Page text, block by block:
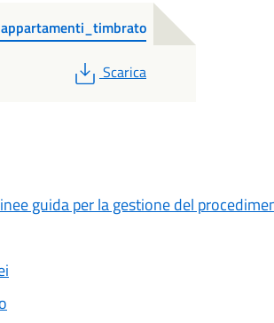
PDF
Scarica
guida per la gestione del